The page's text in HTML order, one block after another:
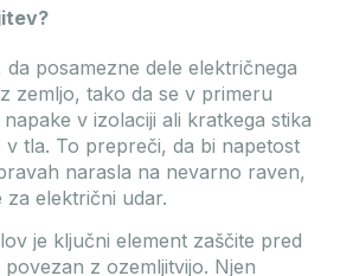
da posamezne dele električnega
zemljo, tako da se v primeru
v izolaciji ali kratkega stika
tla. To prepreči, da bi napetost
narasla na nevarno raven,
za električni udar.
je ključni element zaščite pred
z ozemljitvijo. Njen